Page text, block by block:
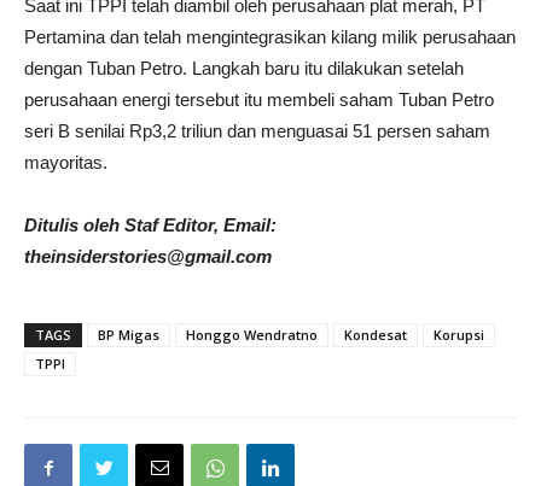
Saat ini TPPI telah diambil oleh perusahaan plat merah, PT
Pertamina dan telah mengintegrasikan kilang milik perusahaan
dengan Tuban Petro. Langkah baru itu dilakukan setelah
perusahaan energi tersebut itu membeli saham Tuban Petro
seri B senilai Rp3,2 triliun dan menguasai 51 persen saham
mayoritas.
Ditulis oleh Staf Editor, Email:
theinsiderstories@gmail.com
TAGS BP Migas Honggo Wendratno Kondesat
Korupsi
TPPI